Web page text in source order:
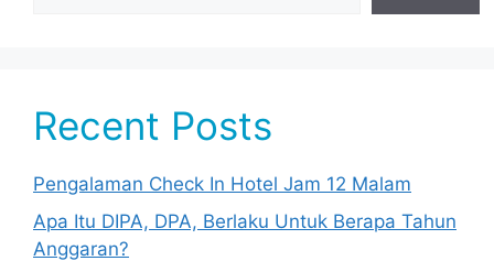
Recent Posts
Pengalaman Check In Hotel Jam 12 Malam
Apa Itu DIPA, DPA, Berlaku Untuk Berapa Tahun
Anggaran?